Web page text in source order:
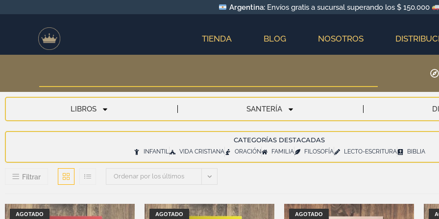
Argentina:Envíos gratis a sucursal superando los $ 150.000
TIENDA BLOG NOSOTROS
LIBROS SANTERÍA
CATEGORÍAS DESTACADAS
INFANTIL VIDA CRISTIANA ORACIÓN FAMILIA FILOSOFÍA LECTO-ESCRITURA BIBLIA
Filtrar Ordenar por los últimos
AGOTADO AGOTADO AGOTADO